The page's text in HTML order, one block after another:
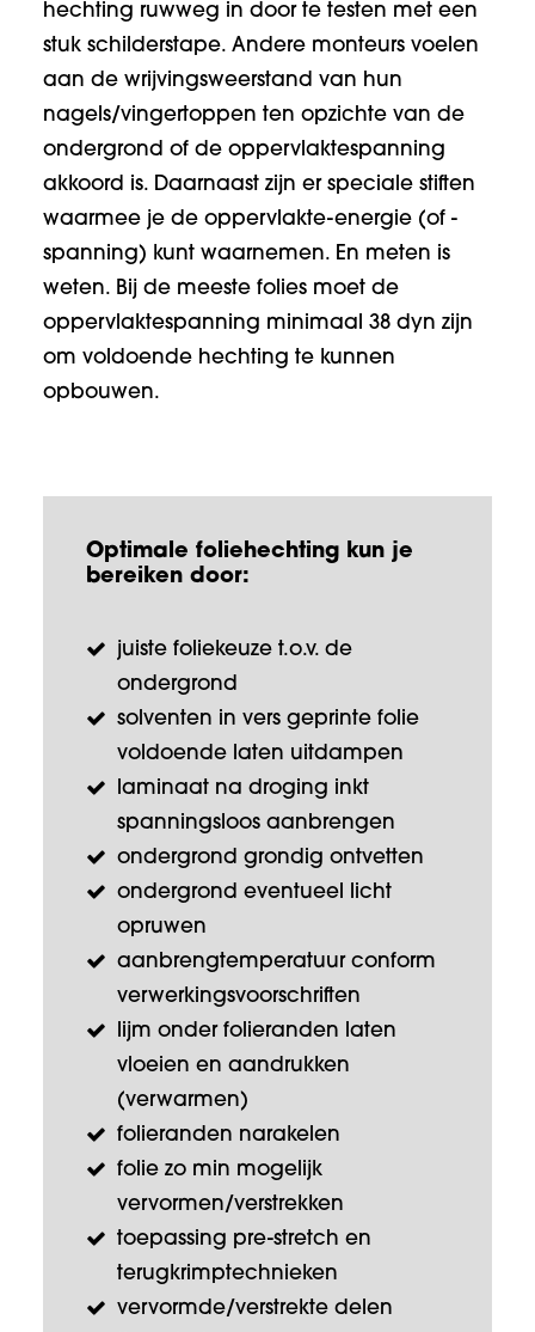
hechting ruwweg in door te testen met een
stuk schilderstape. Andere monteurs voelen
aan de wrijvingsweerstand van hun
nagels/vingertoppen ten opzichte van de
ondergrond of de oppervlaktespanning
akkoord is. Daarnaast zijn er speciale stiften
waarmee je de oppervlakte-energie (of -
spanning) kunt waarnemen. En meten is
weten. Bij de meeste folies moet de
oppervlaktespanning minimaal 38 dyn zijn
om voldoende hechting te kunnen
opbouwen.
Optimale foliehechting kun je
bereiken door:
juiste foliekeuze t.o.v. de
ondergrond
solventen in vers geprinte folie
voldoende laten uitdampen
laminaat na droging inkt
spanningsloos aanbrengen
ondergrond grondig ontvetten
ondergrond eventueel licht
opruwen
aanbrengtemperatuur conform
verwerkingsvoorschriften
lijm onder folieranden laten
vloeien en aandrukken
(verwarmen)
folieranden narakelen
folie zo min mogelijk
vervormen/verstrekken
toepassing pre-stretch en
terugkrimptechnieken
vervormde/verstrekte delen